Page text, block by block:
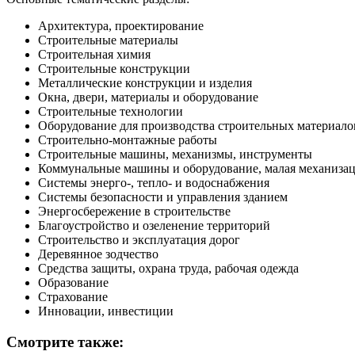
Архитектура, проектирование
Строительные материалы
Строительная химия
Строительные конструкции
Металлические конструкции и изделия
Окна, двери, материалы и оборудование
Строительные технологии
Оборудование для производства строительных
Строительно-монтажные работы
Строительные машины, механизмы, инструменты
Коммунальные машины и оборудование, малая
Системы энерго-, тепло- и водоснабжения
Системы безопасности и управления зданием
Энергосбережение в строительстве
Благоустройство и озеленение территорий
Строительство и эксплуатация дорог
Деревянное зодчество
Средства защиты, охрана труда, рабочая одежда
Образование
Страхование
Инновации, инвестиции
Смотрите также: